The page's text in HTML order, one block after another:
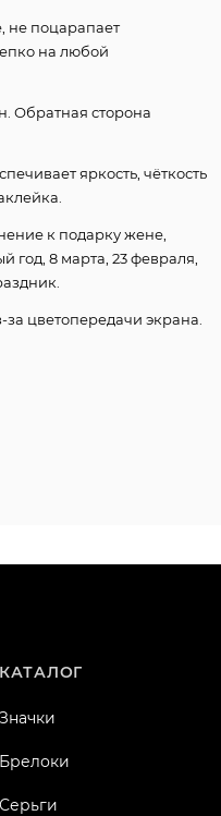
не поцарапает
на любой
Обратная сторона
яркость, чёткость
к подарку жене,
год, 8 марта, 23 февраля,
цветопередачи экрана.
КАТАЛОГ
Значки
Брелоки
Серьги